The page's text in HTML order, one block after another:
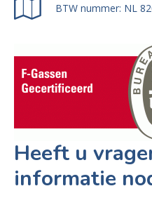
BTW nummer: NL
Heeft u
informatie